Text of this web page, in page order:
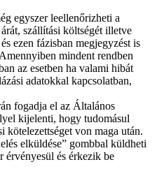
egyszer leellenőrizheti a
szállítási költségét illetve
ezen fázisban megjegyzést is
mindent rendben
az esetben ha valami hibát
adatokkal kapcsolatban,
fogadja el az Általános
kijelenti, hogy tudomásul
kötelezettséget von maga után.
elküldése” gombbal küldheti
érvényesül és érkezik be